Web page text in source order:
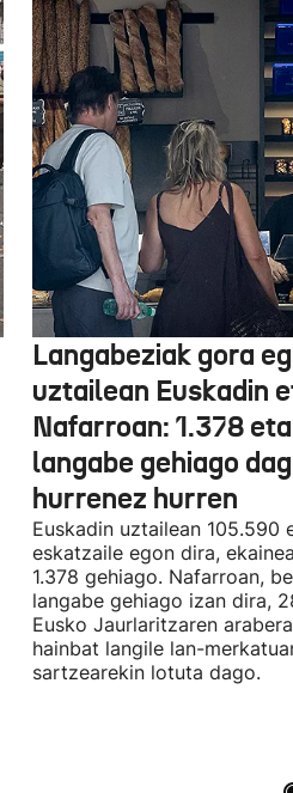
Langabeziak gora
uztailean Euskadin
Nafarroan: 1.378
langabe gehiago
hurrenez hurren
Euskadin uztailean 105.590
eskatzaile egon dira,
1.378 gehiago. Nafarroan,
langabe gehiago izan dira,
Eusko Jaurlaritzaren
hainbat langile lan-
sartzearekin lotuta dago.